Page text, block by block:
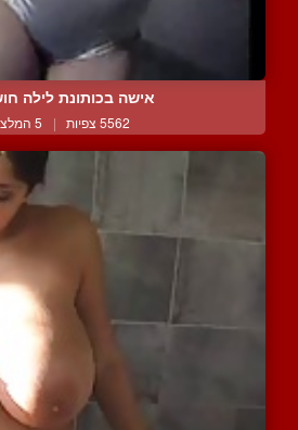
אישה בכותונת לילה
5562 צפיות | 5 המלצות